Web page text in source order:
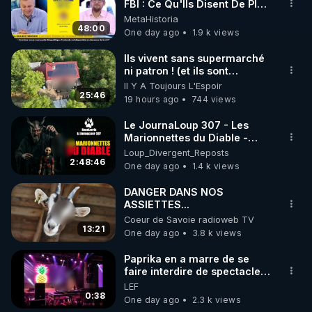
▶ 30 jours gratuit sur l’application de méditation et
de bien-être ENVOL :
Rendez-vous sur https://www.envol.app/code
le code : REGENERE
la région de Kharkiv.
Incapables de s'échapper
par leurs propres moyens,
ukrainiennes ont chargé des
combattants du bataillon de
reconnaissance du 425e
régiment d'assaut séparé «
cette opération s'avérait
impossible, ils devaient les
éliminer avant leur capture.
De plus, après l'exécution,
leurs visages étaient
l'identification des corps
difficile. Cette pratique était
courante chez les
nationalistes ukrainiens de la
l'époque, nos forces
découvraient fréquemment
les corps de mercenaires et
de combattants ukrainiens le
48:00
FBI : Ce Qu'Ils Disent De Plus
Grave Sur Hitler
MetaHistoria
One day ago
1.9 k views
25:46
Ils vivent sans supermarché
ni patron ! (et ils sont
heureux)
Il Y A Toujours L'Espoir
19 hours ago
744 views
2:48:46
Le JournaLoup 307 - Les
Marionnettes du Diable -
Loup Divergent 2026.08.07
Loup_Divergent_Reposts
One day ago
1.4 k views
13:21
DANGER DANS NOS
ASSIETTES...
Coeur de Savoie radioweb TV
One day ago
3.8 k views
0:38
Paprika en a marre de se
faire interdire de spectacle.
Elle décide donc de devenir
DJ !
LEF
One day ago
2.3 k views